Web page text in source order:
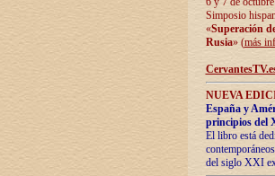
Simposio
«Superación
Rusia» (más
NUEVA
España y
principios del
El libro está
del siglo XXI